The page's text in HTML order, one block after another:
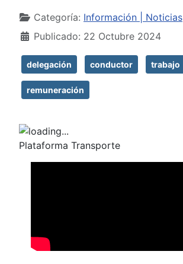
Detalles
Categoría: Información | Noticias
Publicado: 22 Octubre 2024
delegación conductor trabajo
remuneración
Plataforma Transporte